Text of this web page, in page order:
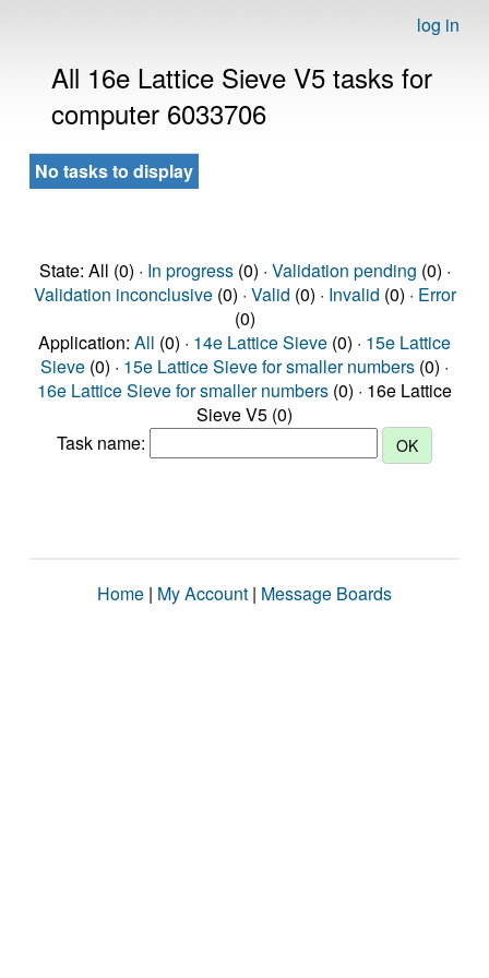
log in
All 16e Lattice Sieve V5 tasks for
computer 6033706
No tasks to display
State: All (0) · In progress(0) · Validation pending (0) ·
Validation inconclusive(0) · Valid (0) · Invalid (0) · Error
(0)
Application: All (0) · 14e Lattice Sieve (0) · 15e Lattice
Sieve (0) · 15e Lattice Sieve for smaller numbers (0) ·
16e Lattice Sieve for smaller numbers (0) · 16e Lattice
Sieve V5 (0)
Task name:
Home | My Account | Message Boards